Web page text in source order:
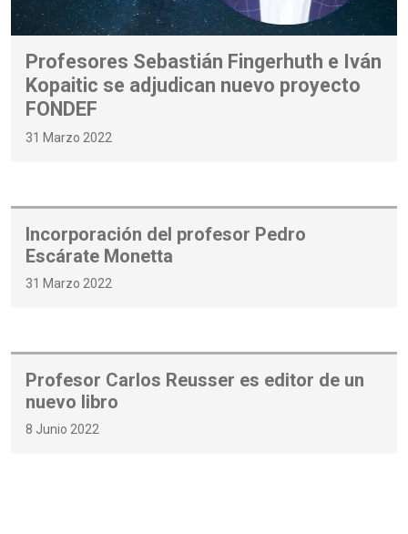
Profesores Sebastián Fingerhuth e Iván
Kopaitic se adjudican nuevo proyecto
FONDEF
31 Marzo 2022
Incorporación del profesor Pedro
Escárate Monetta
31 Marzo 2022
Profesor Carlos Reusser es editor de un
nuevo libro
8 Junio 2022